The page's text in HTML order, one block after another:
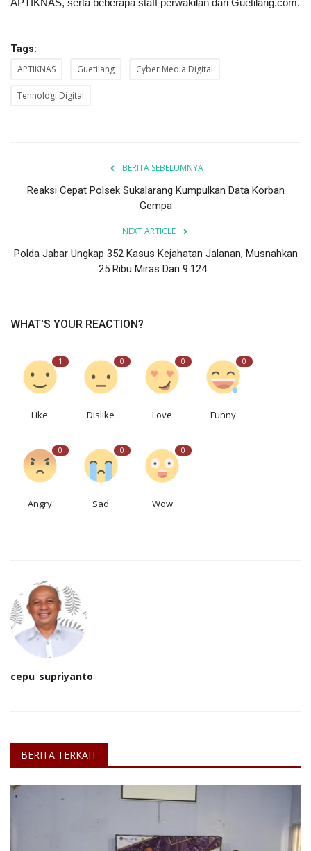
APTIKNAS, serta beberapa staff perwakilan dari Guetilang.com.
Tags:
APTIKNAS Guetilang Cyber Media Digital
Tehnologi Digital
BERITA SEBELUMNYA
Reaksi Cepat Polsek Sukalarang Kumpulkan Data Korban
Gempa
NEXT ARTICLE
Polda Jabar Ungkap 352 Kasus Kejahatan Jalanan, Musnahkan
25 Ribu Miras Dan 9.124...
WHAT'S YOUR REACTION?
1
Like
0
Dislike
0
Love
0
Funny
0
Angry
0
Sad
0
Wow
cepu_supriyanto
BERITA TERKAIT